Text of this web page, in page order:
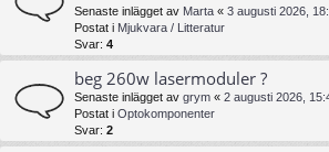
Senaste inlägget av Marta « 3 augusti 2026,
Postat i Mjukvara / Litteratur
Svar: 4
beg 260w lasermoduler ?
Senaste inlägget av grym « 2 augusti 2026,
Postat i Optokomponenter
Svar: 2